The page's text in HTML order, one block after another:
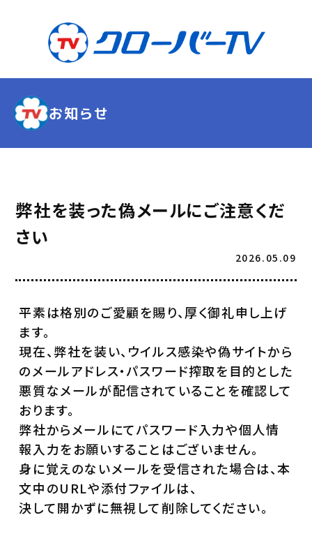
お知らせ
弊社を装った偽メールにご注意くだ
さい
2026.05.09
平素は格別のご愛顧を賜り、厚く御礼申し上げ
ます。
現在、弊社を装い、ウイルス感染や偽サイトから
のメールアドレス・パスワード搾取を目的とした
悪質なメールが配信されていることを確認して
おります。
弊社からメールにてパスワード入力や個人情
報入力をお願いすることはございません。
身に覚えのないメールを受信された場合は、本
文中のURLや添付ファイルは、
決して開かずに無視して削除してください。